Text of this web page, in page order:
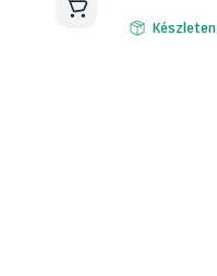
Készleten